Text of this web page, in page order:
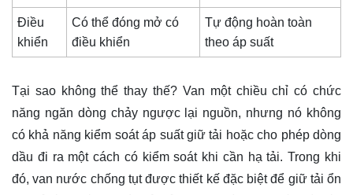
Điều
khiển
Có thể đóng mở có
điều khiển
Tự động hoàn toàn
theo áp suất
Tại sao không thể thay thế? Van một chiều chỉ có chức
năng ngăn dòng chảy ngược lại nguồn, nhưng nó không
có khả năng kiểm soát áp suất giữ tải hoặc cho phép dòng
dầu đi ra một cách có kiểm soát khi cần hạ tải. Trong khi
đó, van nước chống tụt được thiết kế đặc biệt để giữ tải ổn